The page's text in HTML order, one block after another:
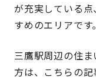
が充実している
すめのエリアです。
三鷹駅周辺の住
方は、こちらの